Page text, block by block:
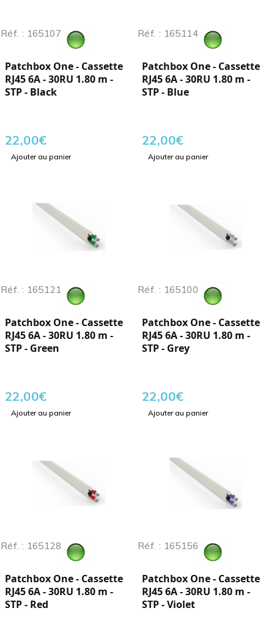
Réf. : 165107
Patchbox One - Cassette
RJ45 6A - 30RU 1.80 m -
STP - Black
22,00€
Ajouter au panier
Réf. : 165114
Patchbox One - Cassette
RJ45 6A - 30RU 1.80 m -
STP - Blue
22,00€
Ajouter au panier
Réf. : 165121
Patchbox One - Cassette
RJ45 6A - 30RU 1.80 m -
STP - Green
22,00€
Ajouter au panier
Réf. : 165100
Patchbox One - Cassette
RJ45 6A - 30RU 1.80 m -
STP - Grey
22,00€
Ajouter au panier
Réf. : 165128
Patchbox One - Cassette
RJ45 6A - 30RU 1.80 m -
STP - Red
Réf. : 165156
Patchbox One - Cassette
RJ45 6A - 30RU 1.80 m -
STP - Violet